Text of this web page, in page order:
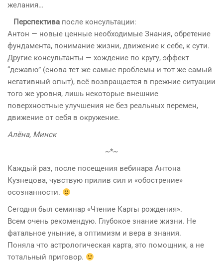
желания…
Перспектива после консультации:
Антон — новые ценные необходимые Знания, обретение
фундамента, понимание жизни, движение к себе, к сути.
Другие консультанты — хождение по кругу, эффект
“дежавю” (снова тет же самые проблемы и тот же самый
негативный опыт), всё возвращается в прежние ситуации
того же уровня, лишь некоторые внешние
поверхностные улучшения не без реальных перемен,
движение от себя в окружение.
Алёна, Минск
~*~
Каждый раз, после посещения вебинара Антона
Кузнецова, чувствую прилив сил и «обострение»
осознанности.
Сегодня был семинар «Чтение Карты рождения».
Всем очень рекомендую. Глубокое знание жизни. Не
фатальное уныние, а оптимизм и вера в знания.
Поняла что астрологическая карта, это помощник, а не
тотальный приговор.